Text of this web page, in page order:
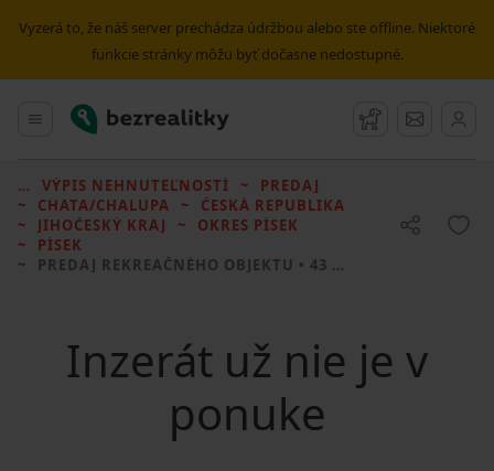
Vyzerá to, že náš server prechádza údržbou alebo ste offline. Niektoré
funkcie stránky môžu byť dočasne nedostupné.
Hlavné menu
Bezrealitky Strážny pes
Správy
VÝPIS NEHNUTEĽNOSTÍ
PREDAJ
CHATA/CHALUPA
ČESKÁ REPUBLIKA
JIHOČESKÝ KRAJ
OKRES PÍSEK
PÍSEK
PREDAJ REKREAČNÉHO OBJEKTU • 43 M² BEZ REALITKY
Inzerát už nie je v
ponuke